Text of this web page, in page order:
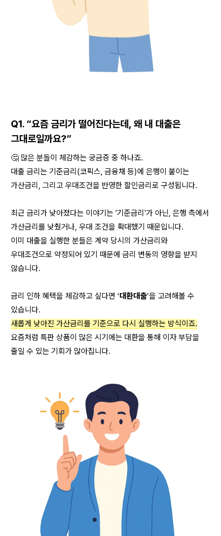
Q1. “요즘 금리가 떨어진다는데, 왜 내 대출은
그대로일까요?”
🤔 많은 분들이 체감하는 궁금증 중 하나죠.
대출 금리는 기준금리(코픽스, 금융채 등)에 은행이 붙이는
가산금리, 그리고 우대조건을 반영한 할인금리로 구성됩니다.
최근 금리가 낮아졌다는 이야기는 '기준금리'가 아닌, 은행 측에서
가산금리를 낮췄거나, 우대 조건을 확대했기 때문입니다.
이미 대출을 실행한 분들은 계약 당시의 가산금리와
우대조건으로 약정되어 있기 때문에 금리 변동의 영향을 받지
않습니다.
금리 인하 혜택을 체감하고 싶다면 ‘대환대출’을 고려해볼 수
있습니다.
새롭게 낮아진 가산금리를 기준으로 다시 실행하는 방식이죠.
요즘처럼 특판 상품이 많은 시기에는 대환을 통해 이자 부담을
줄일 수 있는 기회가 많아집니다.